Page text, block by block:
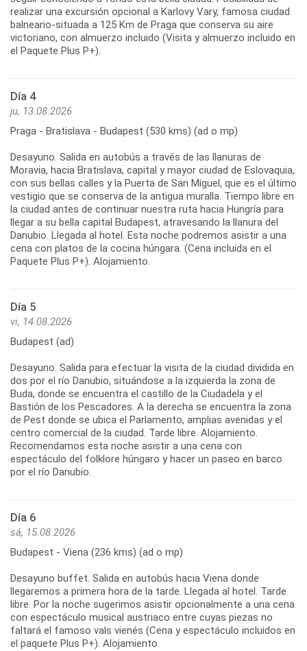
realizar una excursión opcional a Karlovy Vary, famosa ciudad
balneario-situada a 125 Km de Praga que conserva su aire
victoriano, con almuerzo incluido (Visita y almuerzo incluido en
el Paquete Plus P+).
Día 4
ju, 13.08.2026
Praga - Bratislava - Budapest (530 kms) (ad o mp)
Desayuno. Salida en autobús a través de las llanuras de
Moravia, hacia Bratislava, capital y mayor ciudad de Eslovaquia,
con sus bellas calles y la Puerta de San Miguel, que es el último
vestigio que se conserva de la antigua muralla. Tiempo libre en
la ciudad antes de continuar nuestra ruta hacia Hungría para
llegar a su bella capital Budapest, atravesando la llanura del
Danubio. Llegada al hotel. Esta noche podremos asistir a una
cena con platos de la cocina húngara. (Cena incluida en el
Paquete Plus P+). Alojamiento.
Día 5
vi, 14.08.2026
Budapest (ad)
Desayuno. Salida para efectuar la visita de la ciudad dividida en
dos por el río Danubio, situándose a la izquierda la zona de
Buda, donde se encuentra el castillo de la Ciudadela y el
Bastión de los Pescadores. A la derecha se encuentra la zona
de Pest donde se ubica el Parlamento, amplias avenidas y el
centro comercial de la ciudad. Tarde libre. Alojamiento.
Recomendamos esta noche asistir a una cena con
espectáculo del folklore húngaro y hacer un paseo en barco
por el río Danubio.
Día 6
sá, 15.08.2026
Budapest - Viena (236 kms) (ad o mp)
Desayuno buffet. Salida en autobús hacia Viena donde
llegaremos a primera hora de la tarde. Llegada al hotel. Tarde
libre. Por la noche sugerimos asistir opcionalmente a una cena
con espectáculo musical austriaco entre cuyas piezas no
faltará el famoso vals vienés (Cena y espectáculo incluidos en
el paquete Plus P+). Alojamiento.